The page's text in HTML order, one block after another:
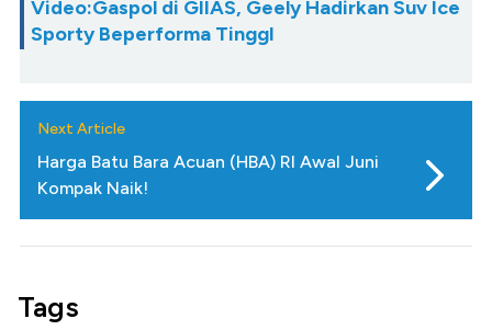
Video:Gaspol di GIIAS, Geely Hadirkan Suv Ice
Sporty Beperforma TinggI
Next Article
Harga Batu Bara Acuan (HBA) RI Awal Juni
Kompak Naik!
Tags